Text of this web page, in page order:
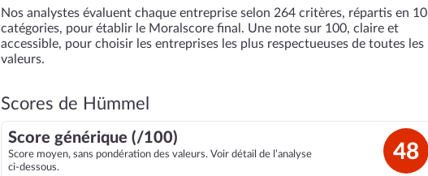
Nos analystes évaluent chaque entreprise selon 264 critères, répartis en 10
catégories, pour établir le Moralscore final. Une note sur 100, claire et
accessible, pour choisir les entreprises les plus respectueuses de toutes les
valeurs.
Scores de Hümmel
Score générique (/100)
Score moyen, sans pondération des valeurs. Voir détail de l’analyse
ci-dessous.
48